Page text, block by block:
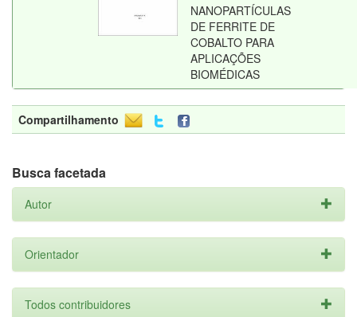
NANOPARTÍCULAS
DE FERRITE DE
COBALTO PARA
APLICAÇÕES
BIOMÉDICAS
Compartilhamento
Busca facetada
Autor
Orientador
Todos contribuidores